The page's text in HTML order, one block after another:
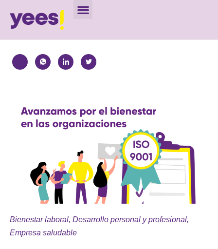
Bienestar laboral, Desarrollo personal y profesional,
Empresa saludable